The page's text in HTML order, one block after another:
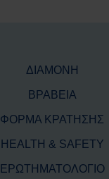
ΔΙΑΜΟΝΗ
ΒΡΑΒΕΙΑ
ΦΟΡΜΑ ΚΡΑΤΗΣΗΣ
HEALTH & SAFETY
ΕΡΩΤΗΜΑΤΟΛΟΓΙΟ